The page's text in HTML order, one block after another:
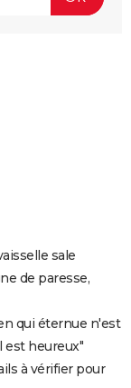
sale
de paresse,
qui éternue n'est
est heureux"
à vérifier pour